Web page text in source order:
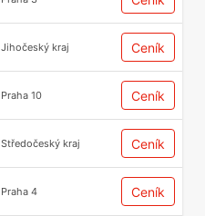
Jihočeský kraj Ceník
Praha 10 Ceník
Středočeský kraj Ceník
Praha 4 Ceník